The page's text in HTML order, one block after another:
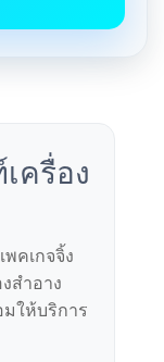
ครื่อง
คเกจจิ้ง
สำอาง
ให้บริการ